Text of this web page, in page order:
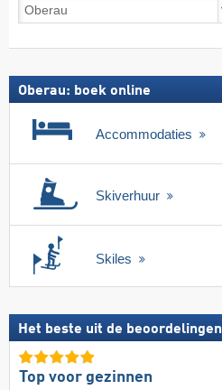
incl.
Oberau: boek online
Accommodaties
Skiverhuur
Skiles
Het beste uit de beoordelingen
Top voor gezinnen